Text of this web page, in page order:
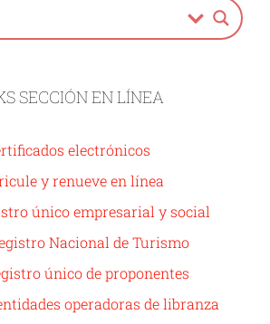
SECCIÓN EN LÍNEA
electrónicos
y renueve en línea
único empresarial y social
Nacional de Turismo
único de proponentes
operadoras de libranza